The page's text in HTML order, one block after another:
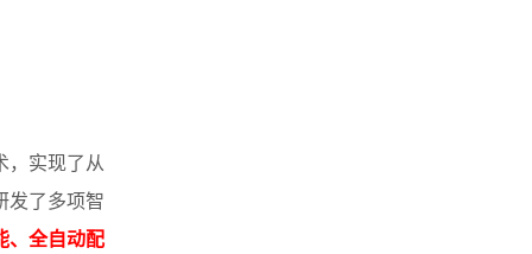
，实现了从
发了多项智
、全自动配